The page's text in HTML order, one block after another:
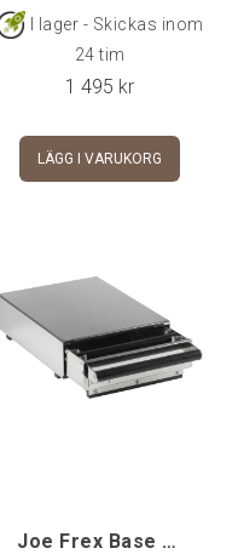
bänken.Kapacitet: 3.5
literVikt: 2.8 kgMått: 16 x
I lager - Skickas inom
24 tim
1 495 kr
LÄGG I VARUKORG
Joe Frex Base Drawer Exclusive, Large [dxm]